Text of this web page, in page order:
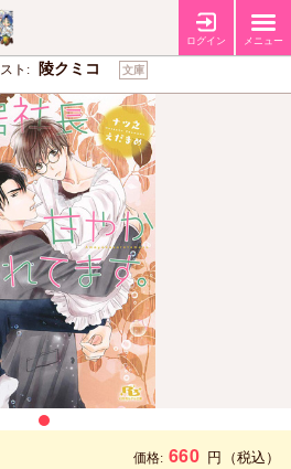
ログイン メニュー
れてます。
ト: 陵クミコ 文庫
価格: 660 円 （税込）